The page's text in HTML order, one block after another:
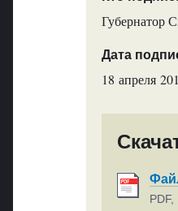
Губернатор
Дата
18 апреля